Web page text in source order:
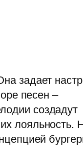
задает
песен –
создадут
лояльность.